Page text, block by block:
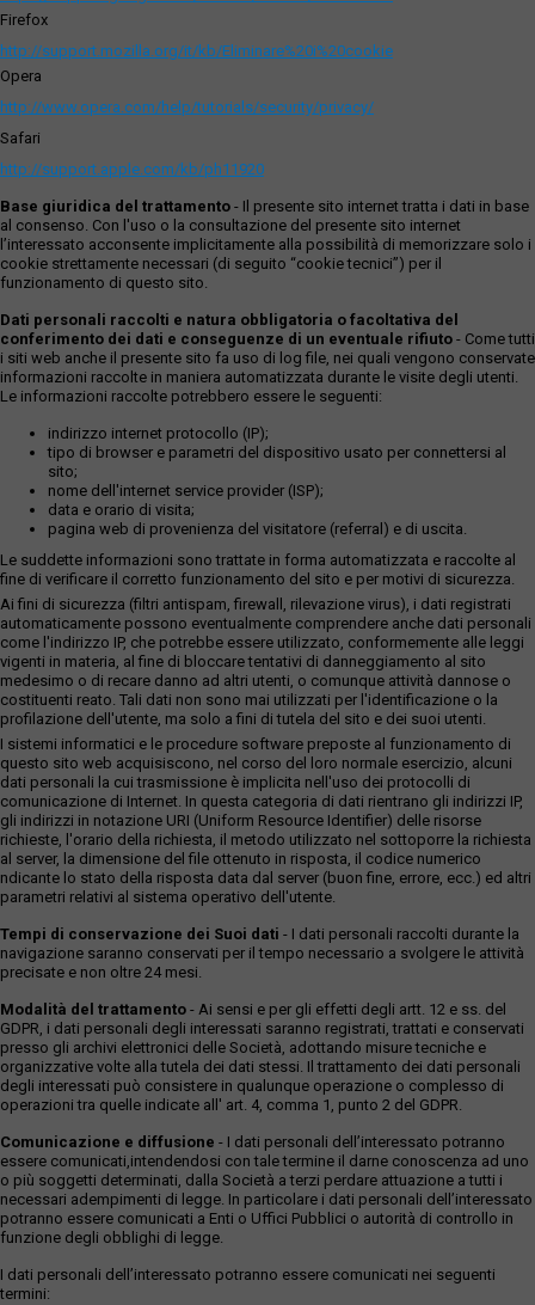
Firefox
http://support.mozilla.org/it/kb/Eliminare%20i%20cookie
Opera
http://www.opera.com/help/tutorials/security/privacy/
Safari
http://support.apple.com/kb/ph11920
Base giuridica del trattamento - Il presente sito internet tratta i dati in base
al consenso. Con l'uso o la consultazione del presente sito internet
l’interessato acconsente implicitamente alla possibilità di memorizzare solo i
cookie strettamente necessari (di seguito “cookie tecnici”) per il
funzionamento di questo sito.
Dati personali raccolti e natura obbligatoria o facoltativa del
conferimento dei dati e conseguenze di un eventuale rifiuto - Come tutti
i siti web anche il presente sito fa uso di log file, nei quali vengono conservate
informazioni raccolte in maniera automatizzata durante le visite degli utenti.
Le informazioni raccolte potrebbero essere le seguenti:
indirizzo internet protocollo (IP);
tipo di browser e parametri del dispositivo usato per connettersi al
sito;
nome dell'internet service provider (ISP);
data e orario di visita;
pagina web di provenienza del visitatore (referral) e di uscita.
Le suddette informazioni sono trattate in forma automatizzata e raccolte al
fine di verificare il corretto funzionamento del sito e per motivi di sicurezza.
Ai fini di sicurezza (filtri antispam, firewall, rilevazione virus), i dati registrati
automaticamente possono eventualmente comprendere anche dati personali
come l'indirizzo IP, che potrebbe essere utilizzato, conformemente alle leggi
vigenti in materia, al fine di bloccare tentativi di danneggiamento al sito
medesimo o di recare danno ad altri utenti, o comunque attività dannose o
costituenti reato. Tali dati non sono mai utilizzati per l'identificazione o la
profilazione dell'utente, ma solo a fini di tutela del sito e dei suoi utenti.
I sistemi informatici e le procedure software preposte al funzionamento di
questo sito web acquisiscono, nel corso del loro normale esercizio, alcuni
dati personali la cui trasmissione è implicita nell'uso dei protocolli di
comunicazione di Internet. In questa categoria di dati rientrano gli indirizzi IP,
gli indirizzi in notazione URI (Uniform Resource Identifier) delle risorse
richieste, l'orario della richiesta, il metodo utilizzato nel sottoporre la richiesta
al server, la dimensione del file ottenuto in risposta, il codice numerico
ndicante lo stato della risposta data dal server (buon fine, errore, ecc.) ed altri
parametri relativi al sistema operativo dell'utente.
Tempi di conservazione dei Suoi dati - I dati personali raccolti durante la
navigazione saranno conservati per il tempo necessario a svolgere le attività
precisate e non oltre 24 mesi.
Modalità del trattamento - Ai sensi e per gli effetti degli artt. 12 e ss. del
GDPR, i dati personali degli interessati saranno registrati, trattati e conservati
presso gli archivi elettronici delle Società, adottando misure tecniche e
organizzative volte alla tutela dei dati stessi. Il trattamento dei dati personali
degli interessati può consistere in qualunque operazione o complesso di
operazioni tra quelle indicate all' art. 4, comma 1, punto 2 del GDPR.
Comunicazione e diffusione - I dati personali dell’interessato potranno
essere comunicati,intendendosi con tale termine il darne conoscenza ad uno
o più soggetti determinati, dalla Società a terzi perdare attuazione a tutti i
necessari adempimenti di legge. In particolare i dati personali dell’interessato
potranno essere comunicati a Enti o Uffici Pubblici o autorità di controllo in
funzione degli obblighi di legge.
I dati personali dell’interessato potranno essere comunicati nei seguenti
termini: